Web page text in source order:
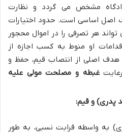
مشخص می گردد و نظارت
اصل اساسی است. حدود اختیارات
هر تصرفی را در اموال محجور
او منوط به کسب اجازه از
هدف اصلی از انتصاب قیم، حفظ و
غبطه و مصلحت مولی علیه
پدری) و قیم:
به واسطه قرابت نسبی، به طور